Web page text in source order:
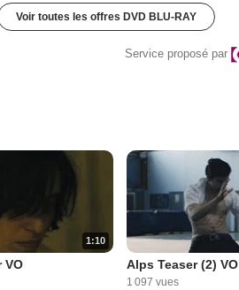
Voir toutes les offres DVD BLU-RAY
Service proposé par
1:10
VO Alps Teaser (2) VO
1 097 vues